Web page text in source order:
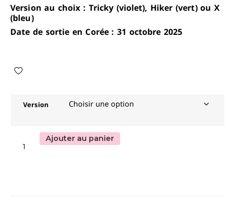
Version au choix : Tricky (violet), Hiker (vert) ou X
(bleu)
Date de sortie en Corée : 31 octobre 2025
Version
Ajouter au panier